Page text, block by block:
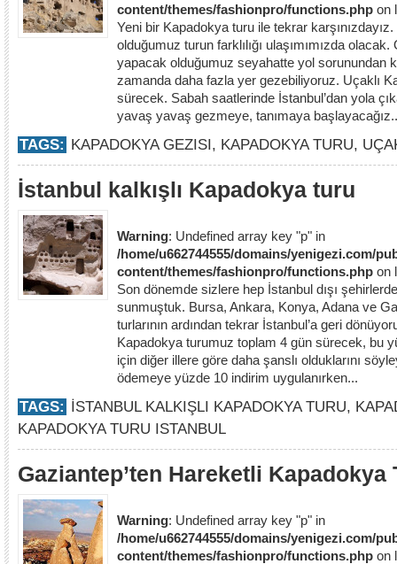
content/themes/fashionpro/functions.php on
Yeni bir Kapadokya turu ile tekrar
olduğumuz turun farklılığı ulaşımımızda
yapacak olduğumuz seyahatte yol sorunundan
zamanda daha fazla yer gezebiliyoruz. Uçaklı
sürecek. Sabah saatlerinde İstanbul’dan yola
yavaş yavaş gezmeye, tanımaya
TAGS: KAPADOKYA GEZISI, KAPADOKYA TURU,
İstanbul kalkışlı Kapadokya turu
Warning: Undefined array key "p" in
/home/u662744555/domains/yenigezi.com/
content/themes/fashionpro/functions.php on
Son dönemde sizlere hep İstanbul dışı
sunmuştuk. Bursa, Ankara, Konya, Adana ve
turlarının ardından tekrar İstanbul’a geri
Kapadokya turumuz toplam 4 gün sürecek, bu
için diğer illere göre daha şanslı olduklarını
ödemeye yüzde 10 indirim uygulanırken...
TAGS: İSTANBUL KALKIŞLI KAPADOKYA TURU,
KAPADOKYA TURU ISTANBUL
Gaziantep’ten Hareketli Kapadokya
Warning: Undefined array key "p" in
/home/u662744555/domains/yenigezi.com/
content/themes/fashionpro/functions.php on